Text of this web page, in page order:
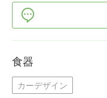
食器
カーデザイン